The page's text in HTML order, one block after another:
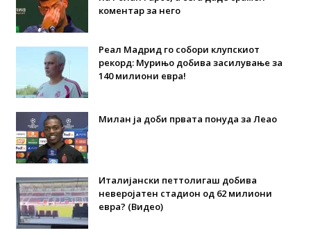
коментар за него
Реал Мадрид го собори клупскиот
рекорд: Мурињо добива засилување за
140 милиони евра!
Милан ја доби првата понуда за Леао
Италијански петтолигаш добива
неверојатен стадион од 62 милиони
евра? (Видео)